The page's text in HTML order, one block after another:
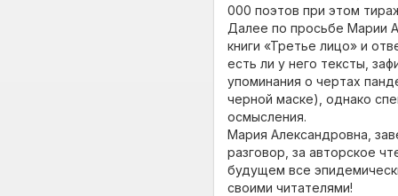
000 поэтов при этом
Далее по просьбе Марии
книги «Третье лицо» и
есть ли у него тексты,
упоминания о чертах
черной маске), однако
осмысления.
Мария Александровна,
разговор, за авторское
будущем все
своими читателями!